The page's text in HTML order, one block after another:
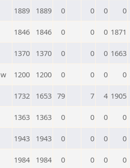
1889 1889 0 0 0 0
1846 1846 0 0 0 1871
1370 1370 0 0 0 1663
w 1200 1200 0 0 0 0
1732 1653 79 7 4 1905
1363 1363 0 0 0 0
1943 1943 0 0 0 0
1984 1984 0 0 0 0